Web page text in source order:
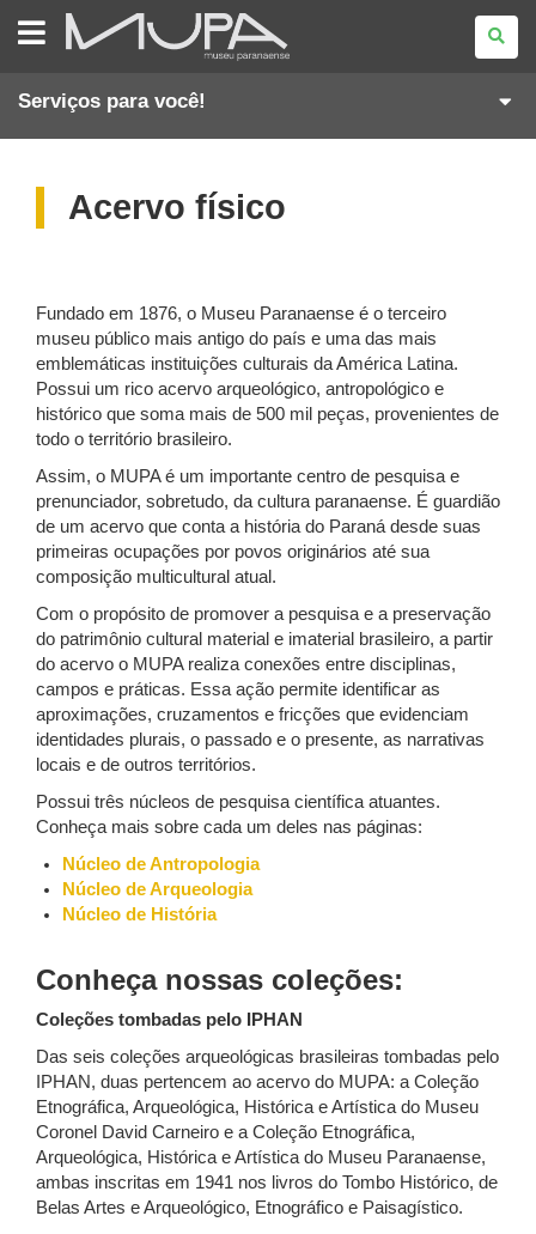
MUSEU
PARANAENSE
Serviços para você!
Acervo físico
Fundado em 1876, o Museu Paranaense é o terceiro
museu público mais antigo do país e uma das mais
emblemáticas instituições culturais da América Latina.
Possui um rico acervo arqueológico, antropológico e
histórico que soma mais de 500 mil peças, provenientes de
todo o território brasileiro.
Assim, o MUPA é um importante centro de pesquisa e
prenunciador, sobretudo, da cultura paranaense. É guardião
de um acervo que conta a história do Paraná desde suas
primeiras ocupações por povos originários até sua
composição multicultural atual.
Com o propósito de promover a pesquisa e a preservação
do patrimônio cultural material e imaterial brasileiro, a partir
do acervo o MUPA realiza conexões entre disciplinas,
campos e práticas. Essa ação permite identificar as
aproximações, cruzamentos e fricções que evidenciam
identidades plurais, o passado e o presente, as narrativas
locais e de outros territórios.
Possui três núcleos de pesquisa científica atuantes.
Conheça mais sobre cada um deles nas páginas:
Núcleo de Antropologia
Núcleo de Arqueologia
Núcleo de História
Conheça nossas coleções:
Coleções tombadas pelo IPHAN
Das seis coleções arqueológicas brasileiras tombadas pelo
IPHAN, duas pertencem ao acervo do MUPA: a Coleção
Etnográfica, Arqueológica, Histórica e Artística do Museu
Coronel David Carneiro e a Coleção Etnográfica,
Arqueológica, Histórica e Artística do Museu Paranaense,
ambas inscritas em 1941 nos livros do Tombo Histórico, de
Belas Artes e Arqueológico, Etnográfico e Paisagístico.